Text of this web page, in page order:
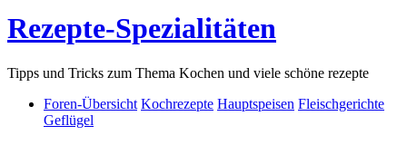
Rezepte-Spezialitäten
Tipps und Tricks zum Thema Kochen und viele schöne rezepte
Foren-Übersicht Kochrezepte Hauptspeisen Fleischgerichte
Geflügel